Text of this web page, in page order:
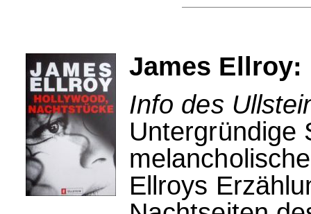
James Ellroy:
Info des
Untergründige
Ellroys